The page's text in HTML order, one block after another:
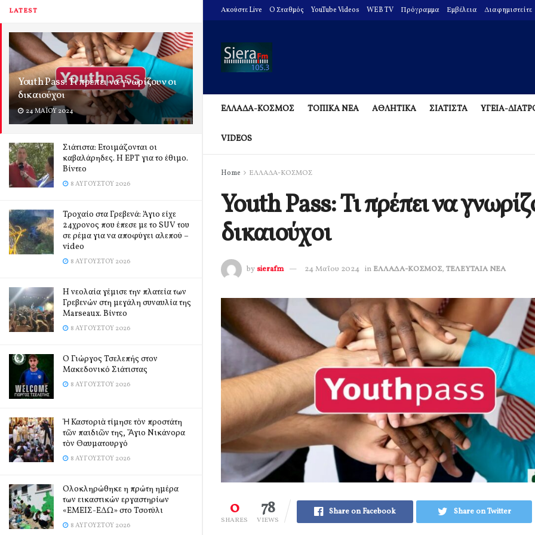
LATEST
Youth Pass: Τι πρέπει να γνωρίζουν οι
δικαιούχοι
24 ΜΑΪ́ΟΥ 2024
Σιάτιστα: Ετοιμάζονται οι
καβαλάρηδες. Η ΕΡΤ για το έθιμο.
Βίντεο
8 ΑΥΓΟΎΣΤΟΥ 2026
Τροχαίο στα Γρεβενά: Άγιο είχε
24χρονος που έπεσε με το SUV του
σε ρέμα για να αποφύγει αλεπού –
video
8 ΑΥΓΟΎΣΤΟΥ 2026
Η νεολαία γέμισε την πλατεία των
Γρεβενών στη μεγάλη συναυλία της
Marseaux. Βίντεο
8 ΑΥΓΟΎΣΤΟΥ 2026
Ο Γιώργος Τσελεπής στον
Μακεδονικό Σιάτιστας
8 ΑΥΓΟΎΣΤΟΥ 2026
Ἡ Καστοριὰ τίμησε τὸν προστάτη
τῶν παιδιῶν της, Ἅγιο Νικάνορα
τὸν Θαυματουργό
8 ΑΥΓΟΎΣΤΟΥ 2026
Ολοκληρώθηκε η πρώτη ημέρα
των εικαστικών εργαστηρίων
«ΕΜΕΙΣ-ΕΔΩ» στο Τσοτύλι
8 ΑΥΓΟΎΣΤΟΥ 2026
Ακούστε Live O Σταθμός YouTube Videos WEB TV Πρόγραμμα Εμβέλεια Διαφημιστείτε
ΕΛΛΑΔΑ-ΚΟΣΜΟΣ ΤΟΠΙΚΑ ΝΕΑ ΑΘΛΗΤΙΚΑ ΣΙΑΤΙΣΤΑ ΥΓΕΙΑ-
VIDEOS
Home ΕΛΛΑΔΑ-ΚΟΣΜΟΣ
Youth Pass: Τι πρέπει να
δικαιούχοι
by sierafm 24 Μαΐου 2024 in ΕΛΛΑΔΑ-ΚΟΣΜΟΣ, ΤΕΛΕΥΤΑΙΑ ΝΕΑ
0
SHARES
78
VIEWS
Share on Facebook Share on Twitter